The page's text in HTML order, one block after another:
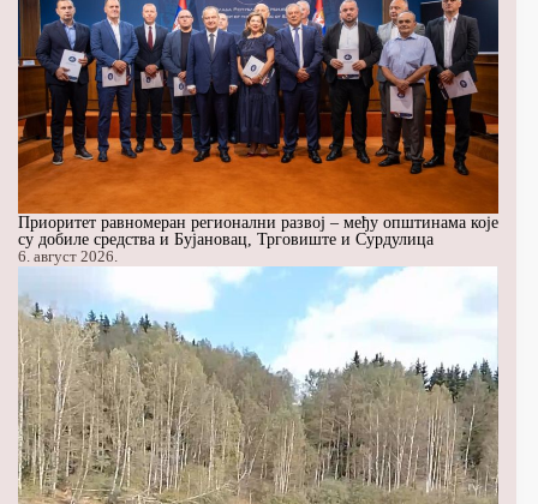
Приоритет равномеран регионални развој – међу општинама које
су добиле средства и Бујановац, Трговиште и Сурдулица
6. август 2026.